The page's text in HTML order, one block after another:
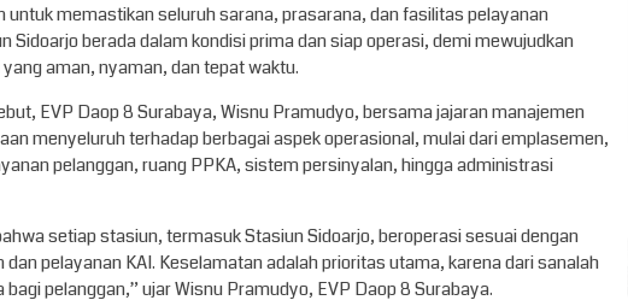
untuk memastikan seluruh sarana, prasarana, dan fasilitas pelayanan
Sidoarjo berada dalam kondisi prima dan siap operasi, demi mewujudkan
aman, nyaman, dan tepat waktu.
EVP Daop 8 Surabaya, Wisnu Pramudyo, bersama jajaran manajemen
menyeluruh terhadap berbagai aspek operasional, mulai dari emplasemen,
pelanggan, ruang PPKA, sistem persinyalan, hingga administrasi
setiap stasiun, termasuk Stasiun Sidoarjo, beroperasi sesuai dengan
pelayanan KAI. Keselamatan adalah prioritas utama, karena dari sanalah
pelanggan,” ujar Wisnu Pramudyo, EVP Daop 8 Surabaya.